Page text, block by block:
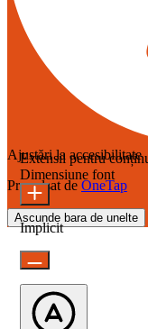
Ajustări la accesibilitate
Propulsat de OneTap
Ascunde bara de unelte
Extensii pentru
Dimensiune font
Implicit